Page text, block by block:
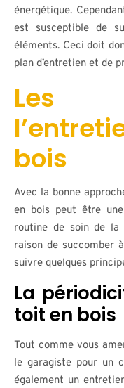
énergétique.
est susceptible de
éléments. Ceci doit
plan d’entretien et de
Les
bois
Avec la bonne
en bois peut être
routine de soin de la
raison de succomber
suivre quelques
La
toit en bois
Tout comme vous
le garagiste pour un
également un